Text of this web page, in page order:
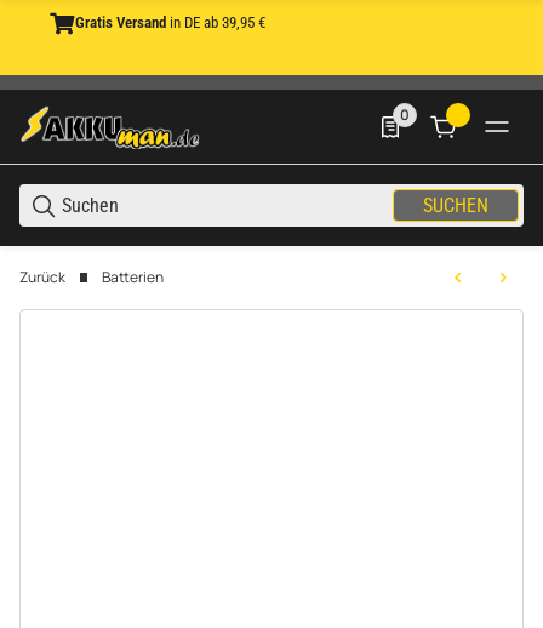
Gratis Versand in DE ab 39,95 €
SUCHEN
0
0 Produkte in der
Zurück Batterien